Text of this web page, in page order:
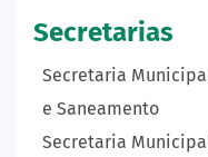
Secretarias
Secretaria
e Saneamento
Secretaria